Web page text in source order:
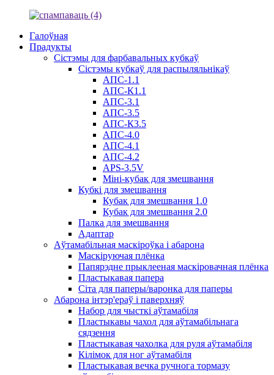
Галоўная
Прадукты
Сістэмы для фарбавальных кубкаў
Сістэмы кубкаў для распыляльнікаў
АПС-1.1
АПС-К1.1
АПС-3.1
АПС-3.5
АПС-К3.5
АПС-4.0
АПС-4.1
АПС-4.2
APS-3.5V
Міні-кубак для змешвання
Кубкі для змешвання
Кубак для змешвання 1.0
Кубак для змешвання 2.0
Палка для змешвання
Адаптар
Аўтамабільная маскіроўка і абарона
Маскіруючая плёнка
Папярэдне прыклееная маскіровачная плёнка
Пластыкавая папера
Сіта для паперы/варонка для паперы
Абарона інтэр'ераў і паверхняў
Набор для чысткі аўтамабіля
Пластыкавы чахол для аўтамабільнага
сядзення
Пластыкавая чахолка для руля аўтамабіля
Кілімок для ног аўтамабіля
Пластыкавая вечка ручнога тормазу